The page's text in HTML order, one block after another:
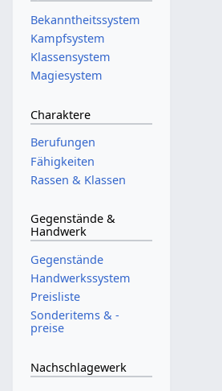
Bekanntheitssystem
Kampfsystem
Klassensystem
Magiesystem
Charaktere
Berufungen
Fähigkeiten
Rassen & Klassen
Gegenstände &
Handwerk
Gegenstände
Handwerkssystem
Preisliste
Sonderitems & -
preise
Nachschlagewerk